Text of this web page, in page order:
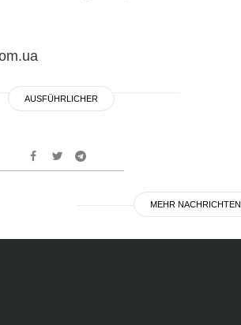
AUSFÜHRLICHER
MEHR NACHRICHTEN